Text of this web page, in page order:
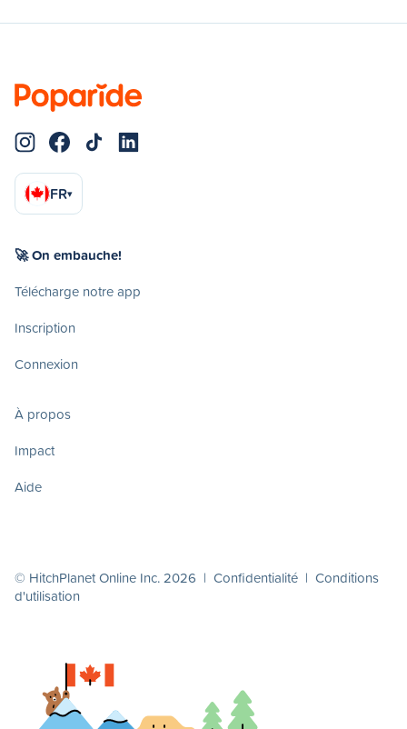
FR▾
🚀 On embauche!
Télécharge notre app
Inscription
Connexion
À propos
Impact
Aide
© HitchPlanet Online Inc. 2026 | Confidentialité | Conditions
d'utilisation